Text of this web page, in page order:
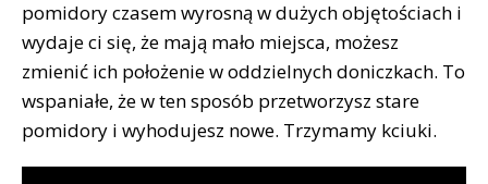
pomidory czasem wyrosną w dużych objętościach i
wydaje ci się, że mają mało miejsca, możesz
zmienić ich położenie w oddzielnych doniczkach. To
wspaniałe, że w ten sposób przetworzysz stare
pomidory i wyhodujesz nowe. Trzymamy kciuki.